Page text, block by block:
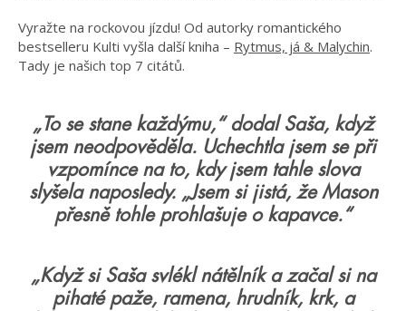
Vyražte na rockovou jízdu! Od autorky romantického
bestselleru Kulti vyšla další kniha – Rytmus, já & Malychin.
Tady je našich top 7 citátů.
„To se stane každýmu,“ dodal Saša, když
jsem neodpověděla. Uchechtla jsem se při
vzpomínce na to, kdy jsem tahle slova
slyšela naposledy. „Jsem si jistá, že Mason
přesně tohle prohlašuje o kapavce.“
„Když si Saša svlékl nátělník a začal si na
pihaté paže, ramena, hrudník, krk, a